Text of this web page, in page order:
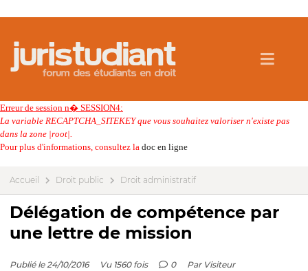
Erreur de session n� SESSION4:
La variable RECAPTCHA_SITEKEY que vous souhaitez valoriser n'existe pas
dans la zone |root|.
Pour plus d'informations, consultez la doc en ligne
Accueil Droit public Droit administratif
Délégation de compétence par
une lettre de mission
Publié le 24/10/2016 Vu 1560 fois 0 Par Visiteur